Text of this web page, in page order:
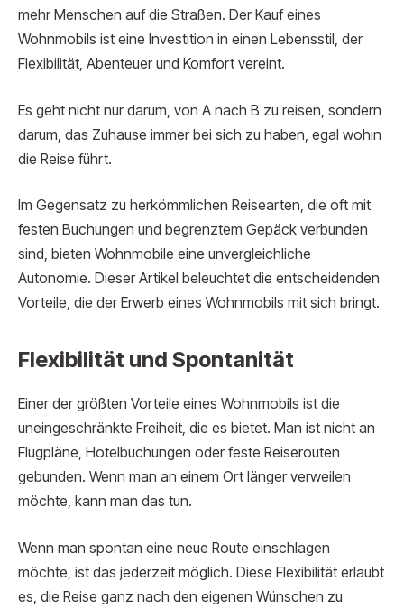
mehr Menschen auf die Straßen. Der Kauf eines
Wohnmobils ist eine Investition in einen Lebensstil, der
Flexibilität, Abenteuer und Komfort vereint.
Es geht nicht nur darum, von A nach B zu reisen, sondern
darum, das Zuhause immer bei sich zu haben, egal wohin
die Reise führt.
Im Gegensatz zu herkömmlichen Reisearten, die oft mit
festen Buchungen und begrenztem Gepäck verbunden
sind, bieten Wohnmobile eine unvergleichliche
Autonomie. Dieser Artikel beleuchtet die entscheidenden
Vorteile, die der Erwerb eines Wohnmobils mit sich bringt.
Flexibilität und Spontanität
Einer der größten Vorteile eines Wohnmobils ist die
uneingeschränkte Freiheit, die es bietet. Man ist nicht an
Flugpläne, Hotelbuchungen oder feste Reiserouten
gebunden. Wenn man an einem Ort länger verweilen
möchte, kann man das tun.
Wenn man spontan eine neue Route einschlagen
möchte, ist das jederzeit möglich. Diese Flexibilität erlaubt
es, die Reise ganz nach den eigenen Wünschen zu